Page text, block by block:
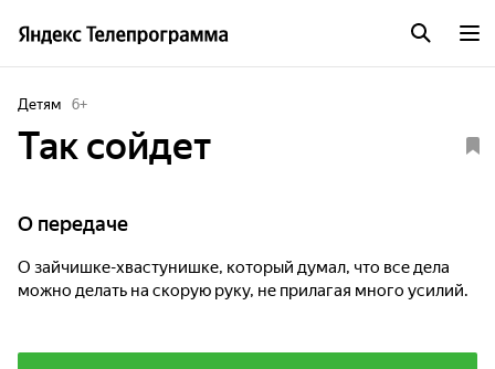
Детям 6+
Так сойдет
О передаче
О зайчишке-хвастунишке, который думал, что все дела
можно делать на скорую руку, не прилагая много усилий.